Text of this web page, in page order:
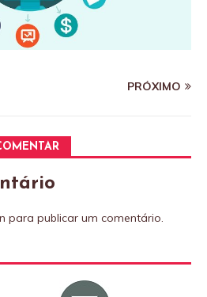
PRÓXIMO
para publicar um comentário.